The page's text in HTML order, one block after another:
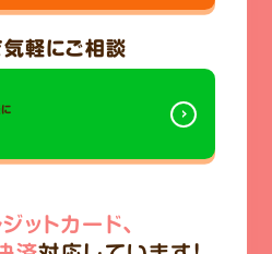
気軽にご相談
ットカード、